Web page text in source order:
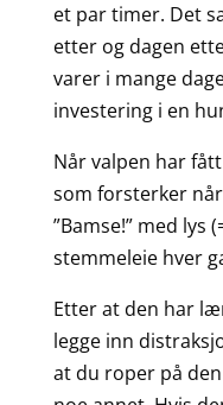
et par timer. Det
etter og dagen
varer i mange
investering i en
Når valpen har
som forsterker
”Bamse!” med lys
stemmeleie hver
Etter at den har
legge inn
at du roper på